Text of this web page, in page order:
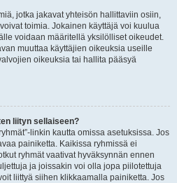
jotka jakavat yhteisön hallittaviin osiin,
toimia. Jokainen käyttäjä voi kuulua
voidaan määritellä yksilölliset oikeudet.
muuttaa käyttäjien oikeuksia useille
oikeuksia tai hallita pääsyä
liityn sellaiseen?
linkin kautta omissa asetuksissa. Jos
painiketta. Kaikissa ryhmissä ei
ryhmät vaativat hyväksynnän ennen
ja joissakin voi olla jopa piilotettuja
liittyä siihen klikkaamalla painiketta. Jos